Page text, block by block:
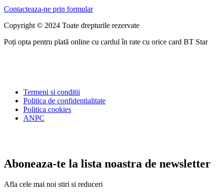
Contacteaza-ne prin formular
Copyright © 2024 Toate drepturile rezervate
Poți opta pentru plată online cu cardul în rate cu orice card BT Star
Termeni si conditii
Politica de confidentialitate
Politica cookies
ANPC
Aboneaza-te la lista noastra de newsletter
Afla cele mai noi stiri si reduceri